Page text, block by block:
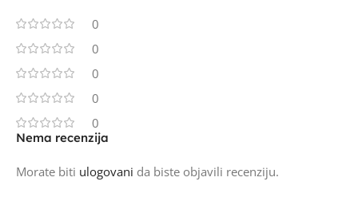
0
0
0
0
0
Nema recenzija
Morate biti ulogovani da biste objavili recenziju.